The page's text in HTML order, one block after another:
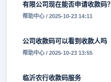
有限公司现在能否申请收款码？
帮助中心 / 2025-10-23 14:11
公司收款码可以看到收款人吗
帮助中心 / 2025-10-23 13:55
临沂农行收款码服务